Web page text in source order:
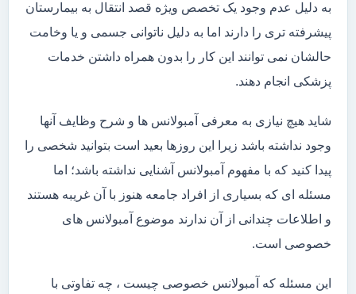
به دلیل عدم وجود یک تخصص ویژه قصد انتقال به بیمارستان
پیشرفته تری را دارند اما به دلیل ناتوانی جسمی و یا وخامت
حالشان نمی توانند این کار را بدون همراه داشتن خدمات
پزشکی انجام دهند.
شاید هیچ نیازی به معرفی آمبولانس ها و شرح وظایف آنها
وجود نداشته باشد زیرا این روزها بعید است بتوانید شخصی را
پیدا کنید که با مفهوم آمبولانس آشنایی نداشته باشد؛ اما
مسئله ای که بسیاری از افراد جامعه هنوز با آن غریبه هستند
و اطلاعات چندانی از آن ندارند موضوع آمبولانس های
خصوصی است.
این مسئله که آمبولانس خصوصی چیست ، چه تفاوتی با